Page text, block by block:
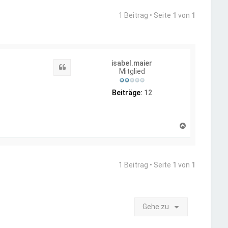
1 Beitrag • Seite 1 von 1
isabel.maier
Mitglied
Beiträge: 12
b
1 Beitrag • Seite 1 von 1
Gehe zu